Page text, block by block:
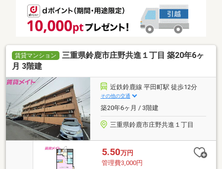
賃貸マンション
三重県鈴鹿市庄野共進１丁目 築20年6ヶ
月 3階建
近鉄鈴鹿線 平田町駅 徒歩12分
その他の交通
築20年6ヶ月 / 3階建
三重県鈴鹿市庄野共進１丁目
5.50万円
管理費3,000円